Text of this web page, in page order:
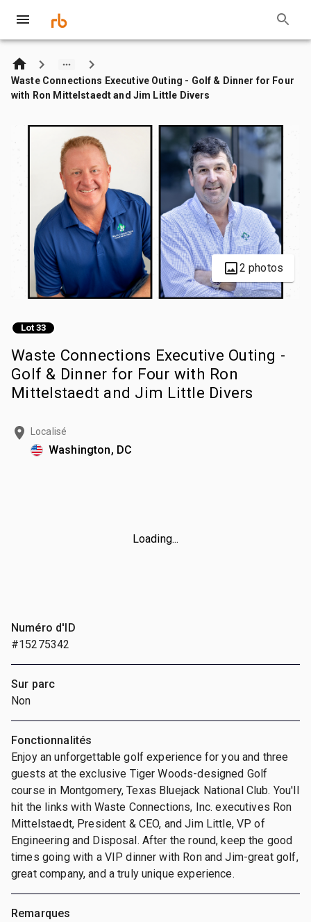
Waste Connections Executive Outing - Golf & Dinner for Four
with Ron Mittelstaedt and Jim Little Divers
2 photos
Lot 33
Waste Connections Executive Outing -
Golf & Dinner for Four with Ron
Mittelstaedt and Jim Little Divers
Localisé
Washington, DC
Loading...
Numéro d'ID
#15275342
Sur parc
Non
Fonctionnalités
Enjoy an unforgettable golf experience for you and three
guests at the exclusive Tiger Woods-designed Golf
course in Montgomery, Texas Bluejack National Club. You'll
hit the links with Waste Connections, Inc. executives Ron
Mittelstaedt, President & CEO, and Jim Little, VP of
Engineering and Disposal. After the round, keep the good
times going with a VIP dinner with Ron and Jim-great golf,
great company, and a truly unique experience.
Remarques